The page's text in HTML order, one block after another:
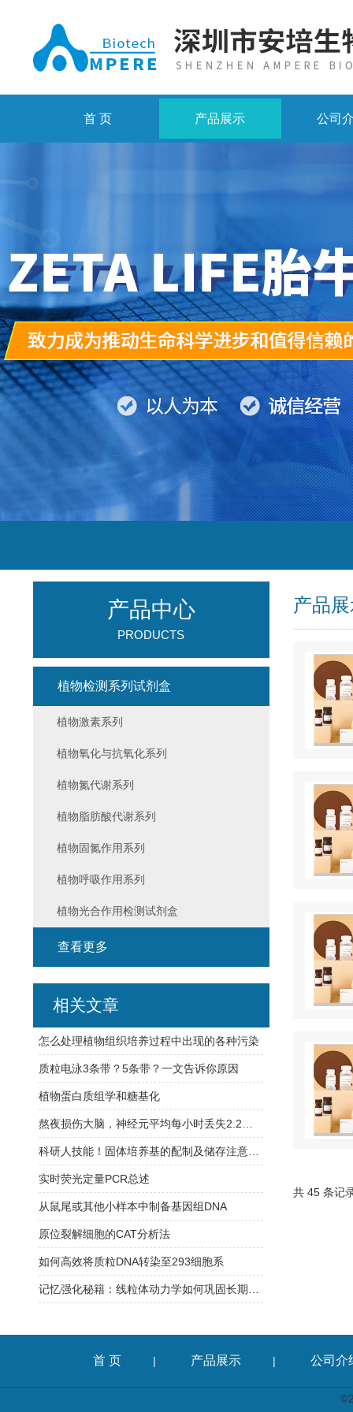
首 页 产品展示 公司
产品
共 45 条记
产品中心
PRODUCTS
植物检测系列试剂盒
植物激素系列
植物氧化与抗氧化系列
植物氮代谢系列
植物脂肪酸代谢系列
植物固氮作用系列
植物呼吸作用系列
植物光合作用检测试剂盒
查看更多
相关文章
怎么处理植物组织培养过程中出现的各种污染
质粒电泳3条带？5条带？一文告诉你原因
植物蛋白质组学和糖基化
实时荧光定量PCR总述
从鼠尾或其他小样本中制备基因组DNA
原位裂解细胞的CAT分析法
如何高效将质粒DNA转染至293细胞系
首 页 | 产品展示 | 公司介